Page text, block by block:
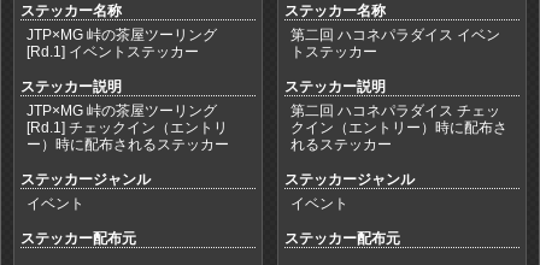
ステッカー名称
JTP×MG 峠の茶屋ツーリング
[Rd.1] イベントステッカー
ステッカー説明
JTP×MG 峠の茶屋ツーリング
[Rd.1] チェックイン（エントリ
ー）時に配布されるステッカー
ステッカージャンル
イベント
ステッカー配布元
ステッカー名称
第二回 ハコネパラダイス イベン
トステッカー
ステッカー説明
第二回 ハコネパラダイス チェッ
クイン（エントリー）時に配布さ
れるステッカー
ステッカージャンル
イベント
ステッカー配布元